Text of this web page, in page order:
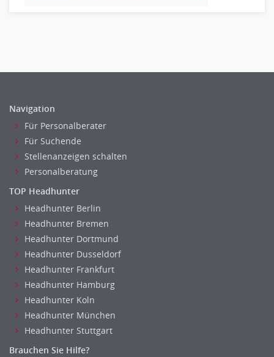
Unterricht: Sekundarstufe
Fotografie, Video
Grafik- und Kommunikationsdesign
Medien-, Screen-, Webdesign
Modedesign, Schmuckdesign
Produktdesign, Industriedesign
Theater, Schauspiel, Musik, Tanz
Beschaffungslogistik
Disposition
Einkauf
Logistik
Entsorgungslogistik
Fuhrparkmanagement
Lagerlogistik
Einkauf, Materialwirtschaft & Logistik Leitung, Teamleitung
Materialwirtschaft
Produktionslogistik
Navigation
Für Personalberater
Für Suchende
Stellenanzeigen schalten
Personalberatung
TOP Headhunter
Headhunter Berlin
Headhunter Bremen
Headhunter Dortmund
Headhunter Dusseldorf
Headhunter Frankfurt
Headhunter Hamburg
Headhunter Koln
Headhunter München
Headhunter Stuttgart
Brauchen Sie Hilfe?